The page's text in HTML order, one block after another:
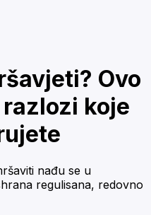
Ovo
koje
nađu se u
regulisana, redovno